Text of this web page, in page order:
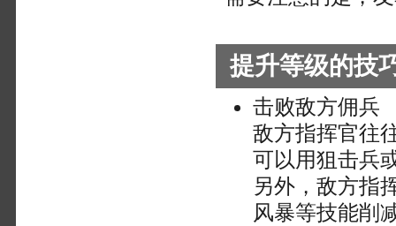
提升等级的技
击败敌方佣兵
敌方指挥官往
可以用狙击兵
另外，敌方指
风暴等技能削